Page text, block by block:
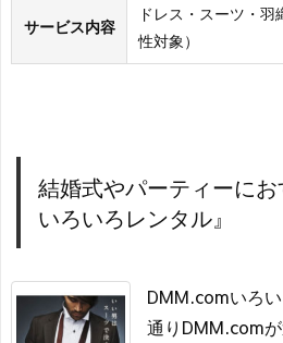
サービス内容
ドレス・スーツ・
性対象）
結婚式やパーティーに
いろいろレンタル』
DMM.comいろ
通りDMM.com